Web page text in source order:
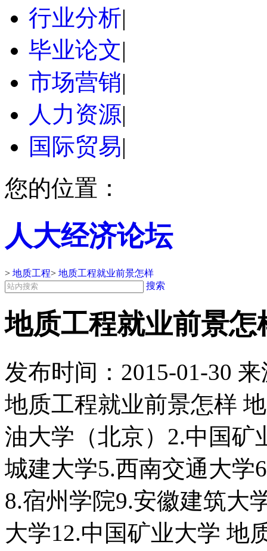
行业分析|
毕业论文|
市场营销|
人力资源|
国际贸易|
您的位置：
人大经济论坛
> 地质工程> 地质工程就业前景怎样
搜索
地质工程就业前景怎
发布时间： 2015-01-30 来
地质工程就业前景怎样
油大学（北京）2.中国矿
城建大学5.西南交通大学
8.宿州学院9.安徽建筑大
大学12.中国矿业大学 地